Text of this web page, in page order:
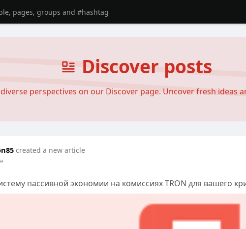
Discover posts
perspectives on our Discover page. Uncover fresh ideas
created a new article
пассивной экономии на комиссиях TRON для вашего